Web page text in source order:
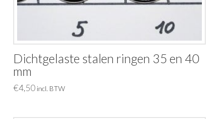
Dichtgelaste stalen ringen 35 en 40
mm
€4,50 incl. BTW